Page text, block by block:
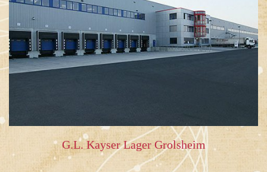
G.L. Kayser Lager Grolsheim